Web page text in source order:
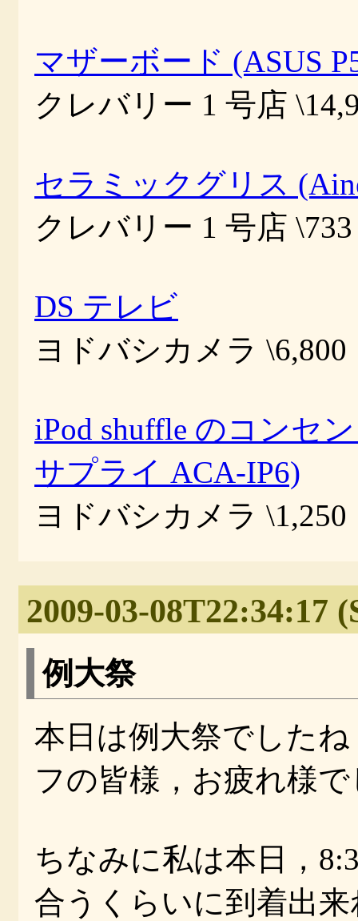
マザーボード (ASUS
クレバリー 1 号店
セラミックグリス
クレバリー 1 号店 \733
DS テレビ
ヨドバシカメラ \6,800
iPod shuffle のコンセ
サプライ ACA-IP6)
ヨドバシカメラ \1,250
2009-03-08T22:34:17
例大祭
本日は例大祭でした
フの皆様，お疲れ様
ちなみに私は本日，
合うくらいに到着出